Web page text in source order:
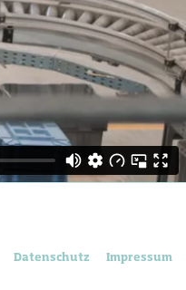
Datenschutz Impressum